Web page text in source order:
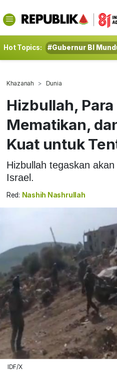
Hot Topics: #Gubernur BI
Khazanah Dunia
Hizbullah,
Mematikan,
Kuat untuk
Hizbullah tegaskan
Israel.
Red: Nashih Nashrullah
IDF/X